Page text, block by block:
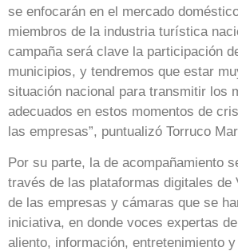
se enfocarán en el mercado
miembros de la industria turística
campaña será clave la participación
municipios, y tendremos que estar
situación nacional para transmitir los
adecuados en estos momentos de
las empresas”, puntualizó Torruco
Por su parte, la de acompañamiento
través de las plataformas digitales de
de las empresas y cámaras que se
iniciativa, en donde voces expertas
aliento, información, entretenimiento